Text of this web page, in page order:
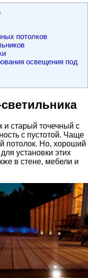
потолков
освещения под
и старый точечный с
с пустотой. Чаще
потолок. Но, хороший
установки этих
в стене, мебели и